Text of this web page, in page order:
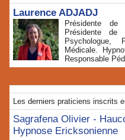
Laurence ADJADJ
Présidente de
Présidente de
Psychologue,
Médicale.
Responsable
Les derniers praticiens inscrits
Sagrafena Olivier -
Hypnose Ericksonienne